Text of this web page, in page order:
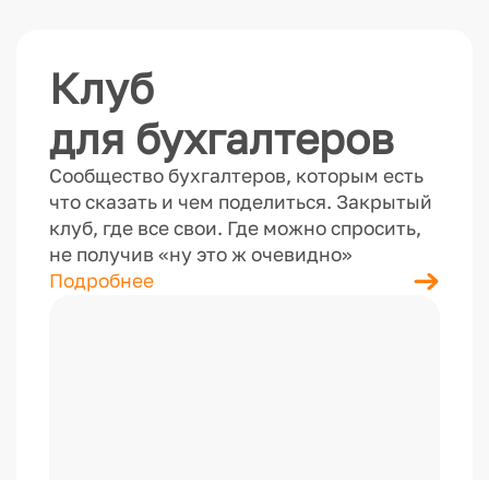
Клуб
для бухгалтеров
Сообщество бухгалтеров, которым есть
что сказать и чем поделиться. Закрытый
клуб, где все свои. Где можно спросить,
не получив «ну это ж очевидно»
Подробнее